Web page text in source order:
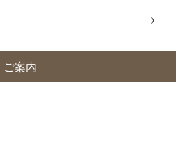
ご案内